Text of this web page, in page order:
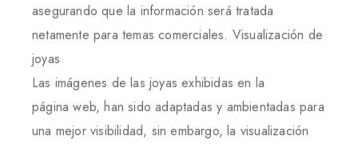
asegurando que la información será tratada
netamente para temas comerciales. Visualización de
joyas
Las imágenes de las joyas exhibidas en la
página web, han sido adaptadas y ambientadas para
una mejor visibilidad, sin embargo, la visualización